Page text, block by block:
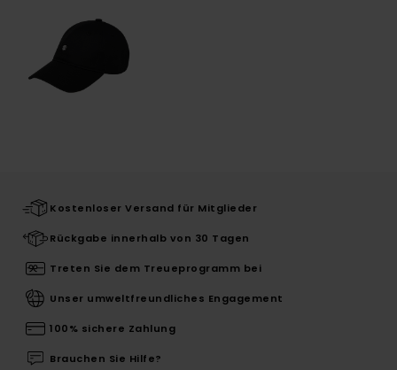
Kostenloser Versand für Mitglieder
Rückgabe innerhalb von 30 Tagen
Treten Sie dem Treueprogramm bei
Unser umweltfreundliches Engagement
100% sichere Zahlung
Brauchen Sie Hilfe?